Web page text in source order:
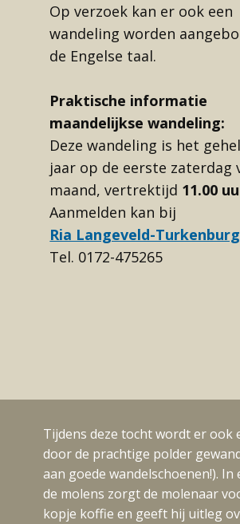
Op verzoek kan er ook een
wandeling worden
de Engelse taal.
Praktische informatie
maandelijkse wandeling:
Deze wandeling is het
jaar op de eerste zaterdag
maand, vertrektijd 11.00
Aanmelden kan bij
Ria Langeveld-Turkenburg
Tel. 0172-475265
Tijdens deze tocht wordt er ook
door de prachtige polder
aan goede wandelschoenen!). In
de molens zorgt de molenaar
kopje koffie en geeft hij uitleg